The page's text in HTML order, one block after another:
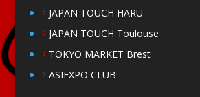
JAPAN TOUCH HARU
JAPAN TOUCH Toulouse
TOKYO MARKET Brest
ASIEXPO CLUB